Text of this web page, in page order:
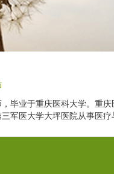
毕业于重庆医科大学。重庆
军医大学大坪医院从事医疗